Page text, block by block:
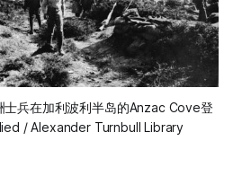
士兵在加利波利半岛的Anzac Cove登
/ Alexander Turnbull Library